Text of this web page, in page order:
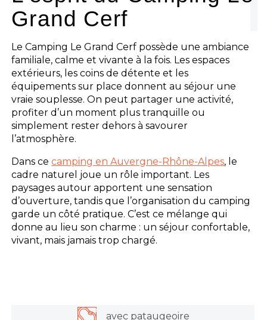
Grand Cerf
Le Camping Le Grand Cerf possède une ambiance
familiale, calme et vivante à la fois. Les espaces
extérieurs, les coins de détente et les
équipements sur place donnent au séjour une
vraie souplesse. On peut partager une activité,
profiter d’un moment plus tranquille ou
simplement rester dehors à savourer
l’atmosphère.
Dans cecamping en Auvergne-Rhône-Alpes, le
cadre naturel joue un rôle important. Les
paysages autour apportent une sensation
d’ouverture, tandis que l’organisation du camping
garde un côté pratique. C’est ce mélange qui
donne au lieu son charme : un séjour confortable,
vivant, mais jamais trop chargé.
avec pataugeoire